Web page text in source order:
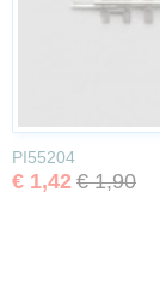
PI55204
€ 1,42 € 1,90